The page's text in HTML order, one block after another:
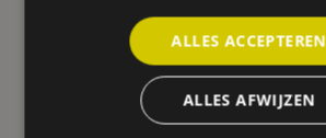
Publiek
Bekijk realisaties
ALLES ACCEPTEREN
ALLES AFWIJZEN